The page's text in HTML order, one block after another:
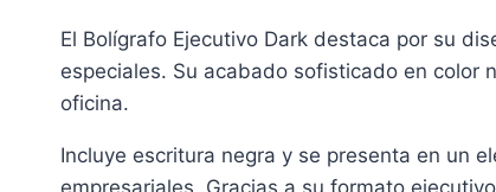
El Bolígrafo Ejecutivo Dark destaca por su
especiales. Su acabado sofisticado en color
oficina.
Incluye escritura negra y se presenta en un